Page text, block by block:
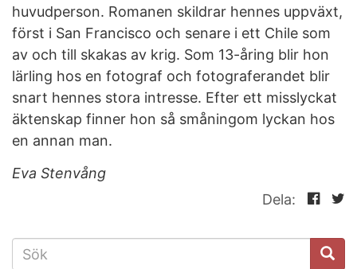
huvudperson. Romanen skildrar hennes uppväxt,
först i San Francisco och senare i ett Chile som
av och till skakas av krig. Som 13-åring blir hon
lärling hos en fotograf och fotograferandet blir
snart hennes stora intresse. Efter ett misslyckat
äktenskap finner hon så småningom lyckan hos
en annan man.
Eva Stenvång
Dela:
SÖKFORMULÄR